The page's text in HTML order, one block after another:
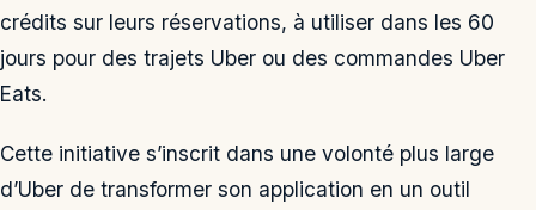
crédits sur leurs réservations, à utiliser dans les 60
jours pour des trajets Uber ou des commandes Uber
Eats.
Cette initiative s’inscrit dans une volonté plus large
d’Uber de transformer son application en un outil